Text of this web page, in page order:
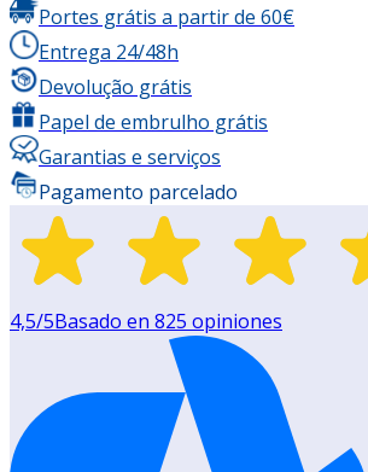
Portes grátis a partir de 60€
Entrega 24/48h
Devolução grátis
Papel de embrulho grátis
Garantias e serviços
Pagamento parcelado
4,5/5Basado en 825 opiniones